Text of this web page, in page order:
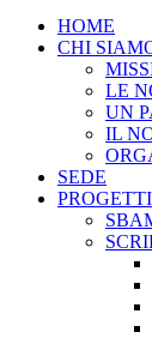
HOME
CHI
LE
UN
IL
SEDE